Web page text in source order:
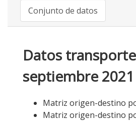
Conjunto de datos
Datos
septiembre 2021
Matriz origen-destino
Matriz origen-destino